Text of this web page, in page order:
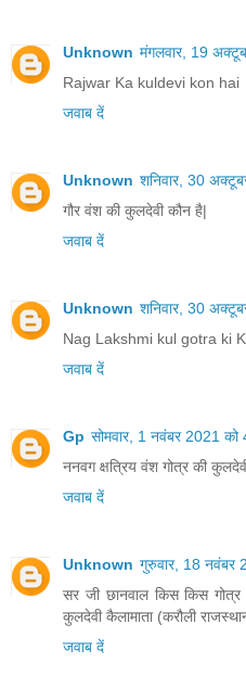
Unknown मंगलवार, 19
Rajwar Ka kuldevi kon hai
जवाब दें
Unknown शनिवार, 30
गौर वंश की कुलदेवी कौन है|
जवाब दें
Unknown शनिवार, 30
Nag Lakshmi kul gotra ki
जवाब दें
Gp सोमवार, 1 नवंबर 2021
ननवग क्षत्रिय वंश गोत्र की
जवाब दें
Unknown गुरुवार, 18
सर जी छानवाल किस किस
कुलदेवी कैलामाता (करौली
जवाब दें